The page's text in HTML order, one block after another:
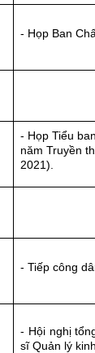
- Họp Ban
- Họp Tiểu
năm Truyền
2021).
- Tiếp công
- Hội nghị
sĩ Quản lý